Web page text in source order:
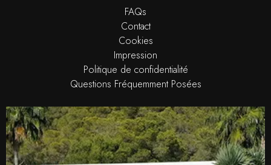
FAQs
Contact
Cookies
Impression
Politique de confidentialité
Questions Fréquemment Posées